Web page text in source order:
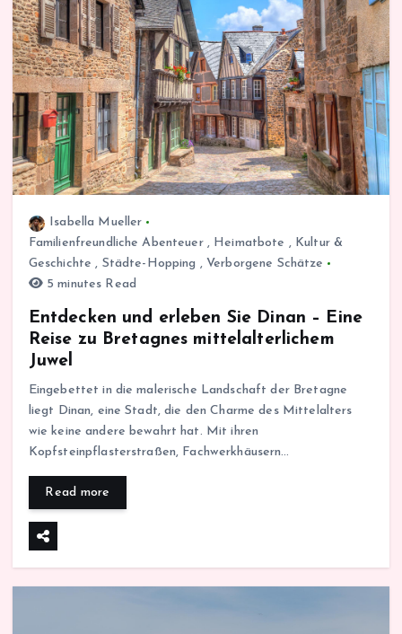
Isabella Mueller
Familienfreundliche Abenteuer, Heimatbote , Kultur &
Geschichte , Städte-Hopping , Verborgene Schätze
5 minutes Read
Entdecken und erleben Sie Dinan – Eine
Reise zu Bretagnes mittelalterlichem
Juwel
Eingebettet in die malerische Landschaft der Bretagne
liegt Dinan, eine Stadt, die den Charme des Mittelalters
wie keine andere bewahrt hat. Mit ihren
Kopfsteinpflasterstraßen, Fachwerkhäusern…
Read more